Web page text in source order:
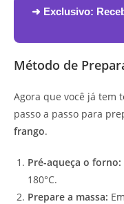
➜ Exclusivo:
Método de
Agora que você já tem
passo a passo para
frango.
Pré-aqueça o forno:
180°C.
Prepare a massa: